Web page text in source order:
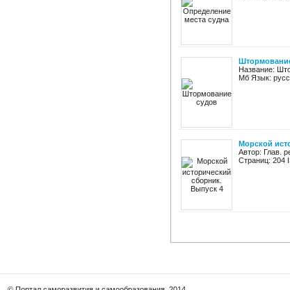
Название:
Мб Язык:
Морской
Автор: Глав.
Страниц: 204